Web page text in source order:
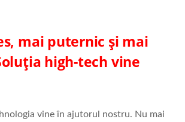
mai puternic și mai
high-tech vine
vine în ajutorul nostru. Nu mai